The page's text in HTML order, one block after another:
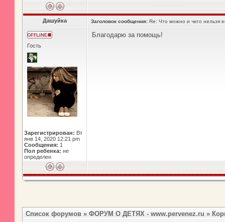
Дашуйка Заголовок сообщения: Re: Что можно и чего нельзя
Гость
Зарегистрирован: Вт
янв 14, 2020 12:21 pm
Сообщения: 1
Пол ребенка: не
определен
Благодарю за помощь!
Список форумов » ФОРУМ О ДЕТЯХ - www.pervenez.ru »